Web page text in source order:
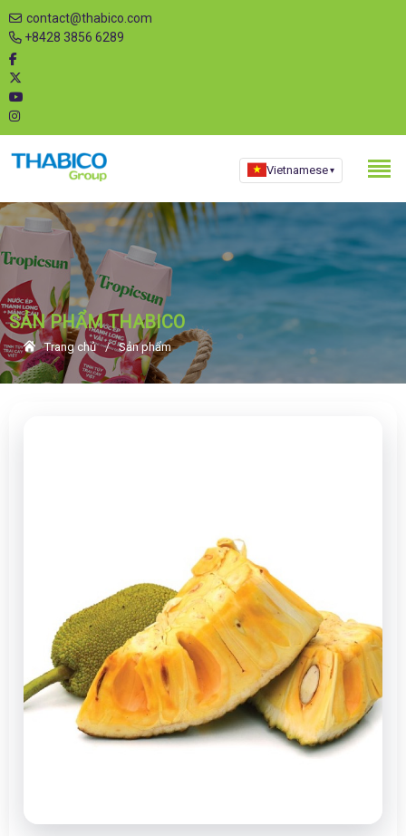
contact@thabico.com
+8428 3856 6289
Vietnamese▾
SẢN PHẨM THABICO
Trang chủ Sản phẩm